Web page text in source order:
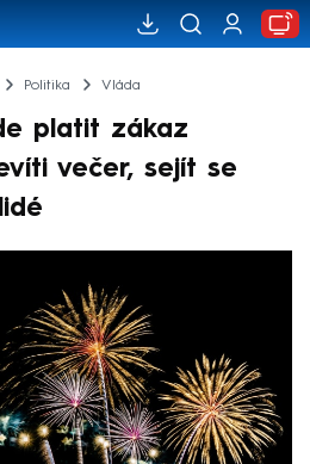
Politika Vláda
platit zákaz
večer, sejít se